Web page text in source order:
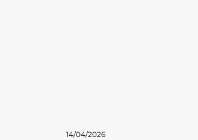
14/04/2026